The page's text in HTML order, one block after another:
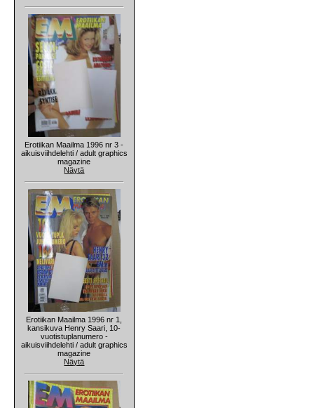
Erotiikan Maailma 1996 nr 3 -
aikuisviihdelehti / adult graphics
magazine
Näytä
Erotiikan Maailma 1996 nr 1,
kansikuva Henry Saari, 10-
vuotistuplanumero -
aikuisviihdelehti / adult graphics
magazine
Näytä